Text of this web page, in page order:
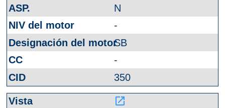
N
-
SB
-
350
launch